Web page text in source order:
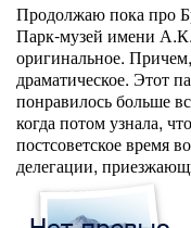
Продолжаю пока про
Парк-музей имени А.К.
оригинальное.
драматическое. Этот
понравилось больше
когда потом узнала,
постсоветское время
делегации,